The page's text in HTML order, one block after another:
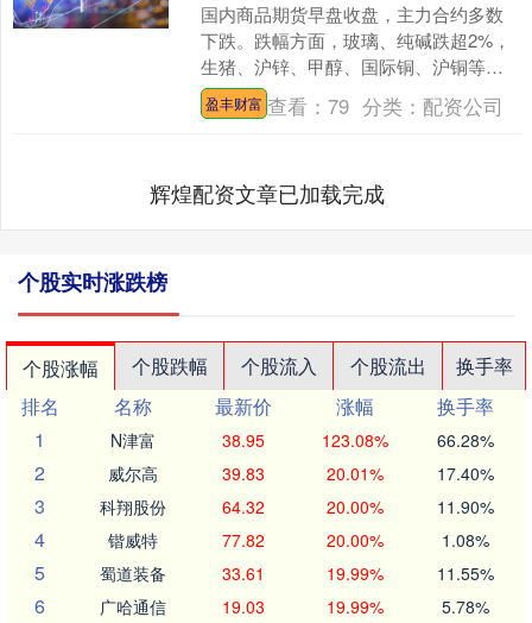
国内商品期货早盘收盘，主力合约多数
下跌。跌幅方面，玻璃、纯碱跌超2%，
生猪、沪锌、甲醇、国际铜、沪铜等跌
超1%；涨幅方面，欧线集运涨超5%，棕
榈油涨超2%盈丰财....
盈丰财富 查看：79 分类： 配资公司
辉煌配资文章已加载完成
个股实时涨跌榜
个股涨幅 个股跌幅 个股流入 个股流出
换手率
排名
名称 最新价 涨幅
换手率
1
N津富 38.95 123.08% 66.28%
2 威尔高 39.83 20.01% 17.40%
3 科翔股份 64.32 20.00% 11.90%
4 锴威特 77.82 20.00% 1.08%
5 蜀道装备 33.61 19.99% 11.55%
6 广哈通信 19.03 19.99% 5.78%